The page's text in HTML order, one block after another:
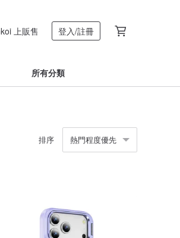
上販售 登入/註冊
所有分類
排序 熱門程度優先